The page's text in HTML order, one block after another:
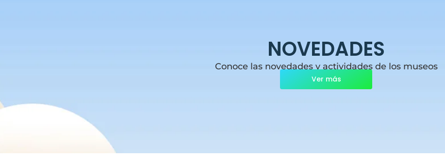
NOVEDADES
Conoce las novedades y actividades de los museos
Ver más